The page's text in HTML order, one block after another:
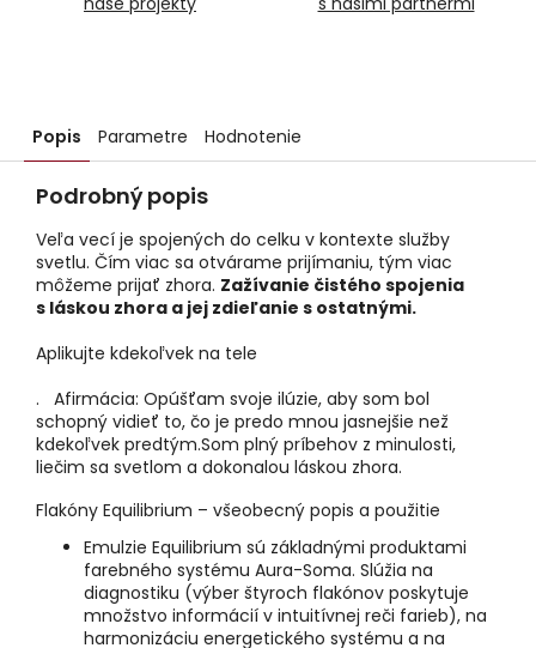
Popis Parametre Hodnotenie
Podrobný popis
Veľa vecí je spojených do celku v kontexte služby
svetlu. Čím viac sa otvárame prijímaniu, tým viac
môžeme prijať zhora. Zažívanie čistého spojenia
s láskou zhora a jej zdieľanie s ostatnými.
Aplikujte kdekoľvek na tele
. Afirmácia: Opúšťam svoje ilúzie, aby som bol
schopný vidieť to, čo je predo mnou jasnejšie než
kdekoľvek predtým.Som plný príbehov z minulosti,
liečim sa svetlom a dokonalou láskou zhora.
Flakóny Equilibrium – všeobecný popis a použitie
Emulzie Equilibrium sú základnými produktami
farebného systému Aura-Soma. Slúžia na
diagnostiku (výber štyroch flakónov poskytuje
množstvo informácií v intuitívnej reči farieb), na
harmonizáciu energetického systému a na